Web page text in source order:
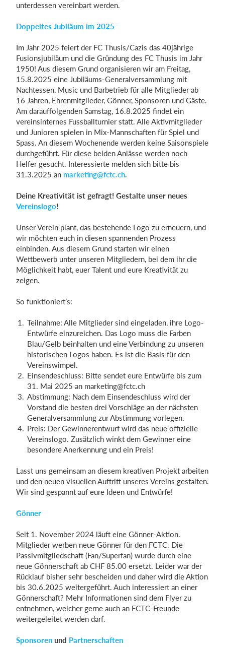
unterdessen vereinbart werden.
Doppeltes Jubiläum im 2025
Im Jahr 2025 feiert der FC Thusis/Cazis das 40jährige
Fusionsjubiläum und die Gründung des FC Thusis im Jahr
1950! Aus diesem Grund organisieren wir am Freitag,
15.8.2025 eine Jubiläums-Generalversammlung mit
Nachtessen, Music und Barbetrieb für alle Mitglieder ab
16 Jahren, Ehrenmitglieder, Gönner, Sponsoren und Gäste.
Am darauffolgenden Samstag, 16.8.2025 findet ein
vereinsinternes Fussballturnier statt. Alle Aktivmitglieder
und Junioren spielen in Mix-Mannschaften für Spiel und
Spass. An diesem Wochenende werden keine Saisonspiele
durchgeführt. Für diese beiden Anlässe werden noch
Helfer gesucht. Interessierte melden sich bitte bis
31.3.2025 an marketing@fctc.ch.
Deine Kreativität ist gefragt! Gestalte unser neues
Vereinslogo!
Unser Verein plant, das bestehende Logo zu erneuern, und
wir möchten euch in diesen spannenden Prozess
einbinden. Aus diesem Grund starten wir einen
Wettbewerb unter unseren Mitgliedern, bei dem ihr die
Möglichkeit habt, euer Talent und eure Kreativität zu
zeigen.
So funktioniert’s:
Teilnahme: Alle Mitglieder sind eingeladen, ihre Logo-
Entwürfe einzureichen. Das Logo muss die Farben
Blau/Gelb beinhalten und eine Verbindung zu unseren
historischen Logos haben. Es ist die Basis für den
Vereinswimpel.
Einsendeschluss: Bitte sendet eure Entwürfe bis zum
31. Mai 2025 an marketing@fctc.ch
Abstimmung: Nach dem Einsendeschluss wird der
Vorstand die besten drei Vorschläge an der nächsten
Generalversammlung zur Abstimmung vorlegen.
Preis: Der Gewinnerentwurf wird das neue offizielle
Vereinslogo. Zusätzlich winkt dem Gewinner eine
besondere Anerkennung und ein Preis!
Lasst uns gemeinsam an diesem kreativen Projekt arbeiten
und den neuen visuellen Auftritt unseres Vereins gestalten.
Wir sind gespannt auf eure Ideen und Entwürfe!
Gönner
Seit 1. November 2024 läuft eine Gönner-Aktion.
Mitglieder werben neue Gönner für den FCTC. Die
Passivmitgliedschaft (Fan/Superfan) wurde durch eine
neue Gönnerschaft ab CHF 85.00 ersetzt. Leider war der
Rücklauf bisher sehr bescheiden und daher wird die Aktion
bis 30.6.2025 weitergeführt. Auch interessiert an einer
Gönnerschaft? Mehr Informationen sind dem Flyer zu
entnehmen, welcher gerne auch an FCTC-Freunde
weitergeleitet werden darf.
Sponsoren und Partnerschaften